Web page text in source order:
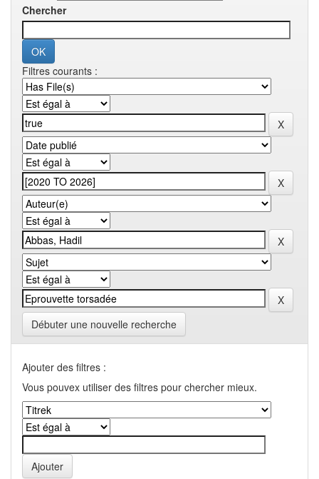
Chercher
Filtres courants :
Débuter une nouvelle recherche
Ajouter des filtres :
Vous pouvex utiliser des filtres pour chercher mieux.